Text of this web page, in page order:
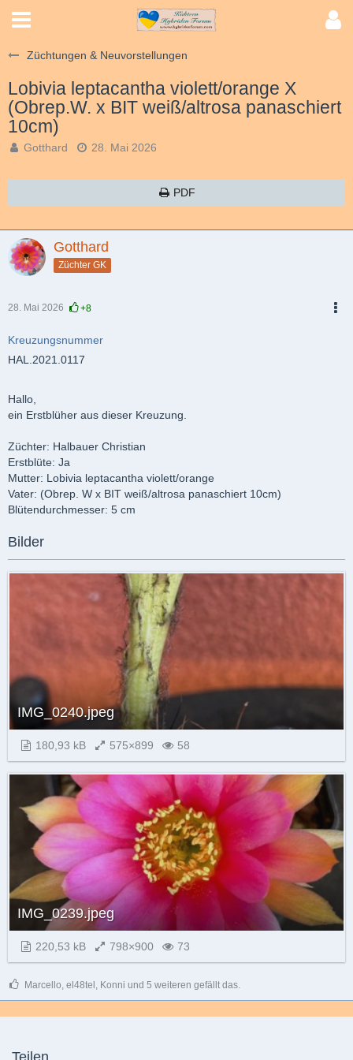
Züchtungen & Neuvorstellungen
Lobivia leptacantha violett/orange X
(Obrep.W. x BIT weiß/altrosa panaschiert
10cm)
Gotthard 28. Mai 2026
PDF
Gotthard
Züchter GK
28. Mai 2026 +8
Kreuzungsnummer
HAL.2021.0117
Hallo,
ein Erstblüher aus dieser Kreuzung.
Züchter: Halbauer Christian
Erstblüte: Ja
Mutter: Lobivia leptacantha violett/orange
Vater: (Obrep. W x BIT weiß/altrosa panaschiert 10cm)
Blütendurchmesser: 5 cm
Bilder
IMG_0240.jpeg
180,93 kB 575×899 58
IMG_0239.jpeg
220,53 kB 798×900 73
Marcello, el48tel, Konni und 5 weiteren gefällt das.
Teilen